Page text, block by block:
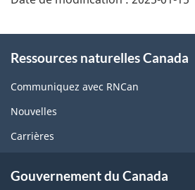
this
site
Ressources naturelles Canada
Communiquez avec RNCan
Nouvelles
Carrières
Gouvernement du Canada